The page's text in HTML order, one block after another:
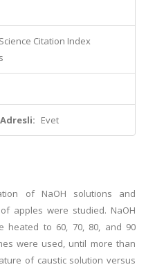
Science Citation Index
Evet
of NaOH solutions and
apples were studied. NaOH
heated to 60, 70, 80, and 90
were used, until more than
of caustic solution versus